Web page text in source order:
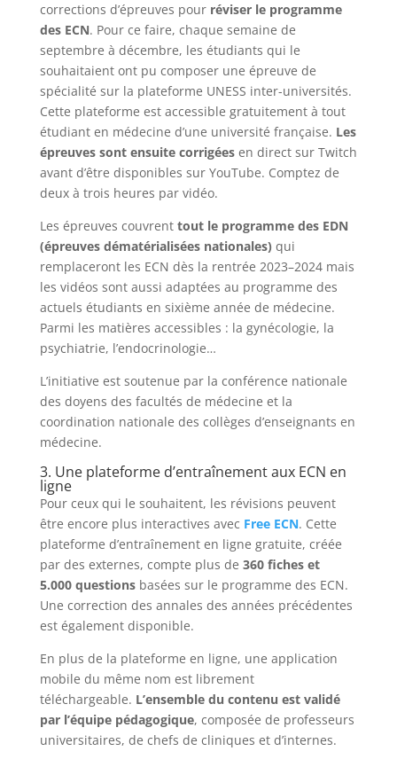
corrections d’épreuves pour réviser le programme
des ECN. Pour ce faire, chaque semaine de
septembre à décembre, les étudiants qui le
souhaitaient ont pu composer une épreuve de
spécialité sur la plateforme UNESS inter-universités.
Cette plateforme est accessible gratuitement à tout
étudiant en médecine d’une université française. Les
épreuves sont ensuite corrigéesen direct sur Twitch
avant d’être disponibles sur YouTube. Comptez de
deux à trois heures par vidéo.
Les épreuves couvrent tout le programme des EDN
(épreuves dématérialisées nationales) qui
remplaceront les ECN dès la rentrée 2023–2024 mais
les vidéos sont aussi adaptées au programme des
actuels étudiants en sixième année de médecine.
Parmi les matières accessibles : la gynécologie, la
psychiatrie, l’endocrinologie…
L’initiative est soutenue par la conférence nationale
des doyens des facultés de médecine et la
coordination nationale des collèges d’enseignants en
médecine.
3. Une plateforme d’entraînement aux ECN en
ligne
Pour ceux qui le souhaitent, les révisions peuvent
être encore plus interactives avec Free ECN. Cette
plateforme d’entraînement en ligne gratuite, créée
par des externes, compte plus de 360 fiches et
5.000 questions basées sur le programme des ECN.
Une correction des annales des années précédentes
est également disponible.
En plus de la plateforme en ligne, une application
mobile du même nom est librement
téléchargeable. L’ensemble du contenu est validé
par l’équipe pédagogique, composée de professeurs
universitaires, de chefs de cliniques et d’internes.